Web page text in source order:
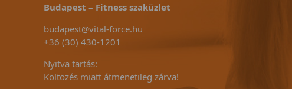
Budapest – Fitness szaküzlet
budapest@vital-force.hu
+36 (30) 430-1201
Nyitva tartás:
Költözés miatt átmenetileg zárva!